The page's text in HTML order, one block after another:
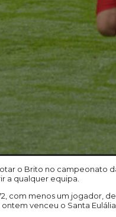
o Brito no campeonato
a qualquer equipa.
com menos um jogador,
venceu o Santa